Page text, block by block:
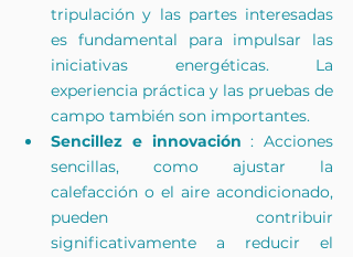
tripulación y las partes interesadas
es fundamental para impulsar las
iniciativas energéticas. La
experiencia práctica y las pruebas de
campo también son importantes.
Sencillez e innovación : Acciones
sencillas, como ajustar la
calefacción o el aire acondicionado,
pueden contribuir
significativamente a reducir el